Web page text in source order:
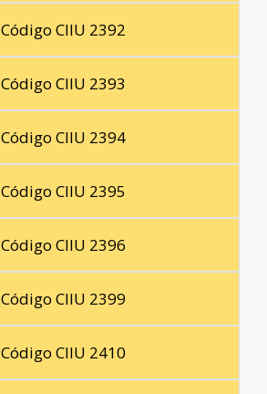
Código CIIU 2392
Código CIIU 2393
Código CIIU 2394
Código CIIU 2395
Código CIIU 2396
Código CIIU 2399
Código CIIU 2410